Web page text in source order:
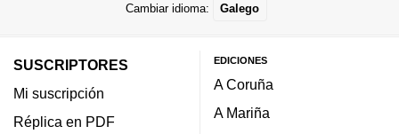
Cambiar idioma: Galego
SUSCRIPTORES
Mi suscripción
Réplica en PDF
EDICIONES
A Coruña
A Mariña